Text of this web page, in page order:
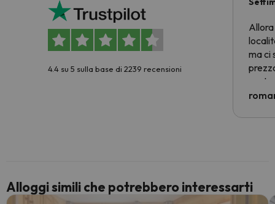
4.4 su 5 sulla base di 2239 recensioni
Allora
ma ci
Alloggi simili che potrebbero interessarti